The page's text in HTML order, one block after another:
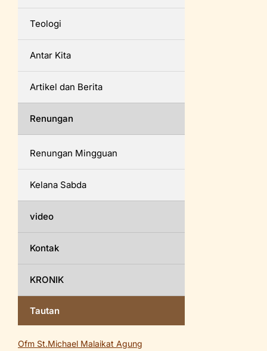
Teologi
Antar Kita
Artikel dan Berita
Renungan
Renungan Mingguan
Kelana Sabda
video
Kontak
KRONIK
Tautan
Ofm St.Michael Malaikat Agung